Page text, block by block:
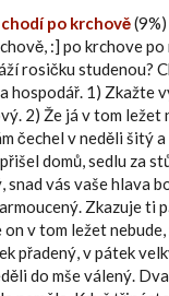
po krchově(9%)
:] po krchove po
rosičku studenou?
hospodář. 1) Zkažte
2) Že já v tom ležet
čechel v neděli šitý
domů, sedlu za
snad vás vaše hlava
Zkazuje ti
v tom ležet
přadený, v pátek
do mše válený.